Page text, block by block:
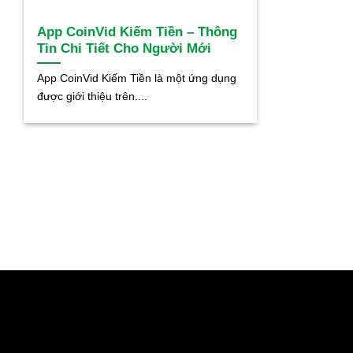
App CoinVid Kiếm Tiền – Thông
Tin Chi Tiết Cho Người Mới
App CoinVid Kiếm Tiền là một ứng dụng
được giới thiệu trên....